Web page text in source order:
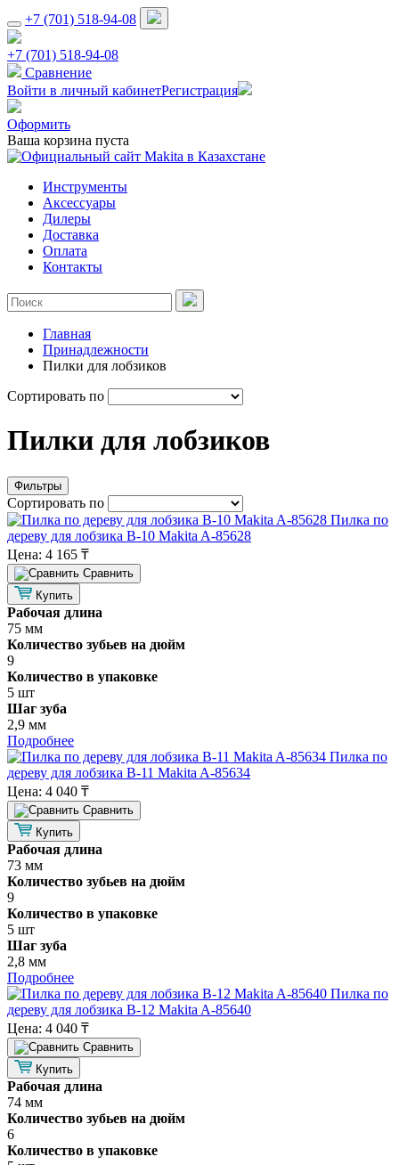
+7 (701) 518-94-08
+7 (701) 518-94-08
Сравнение
Войти в личный кабинетРегистрация
Оформить
Ваша корзина пуста
Инструменты
Аксессуары
Дилеры
Доставка
Оплата
Контакты
Главная
Принадлежности
Пилки для лобзиков
Сортировать по
Пилки для лобзиков
Фильтры
Сортировать по
Пилка по
дереву для лобзика B-10 Makita A-85628
Цена: 4 165 ₸
Cравнить
Купить
Рабочая длина
75 мм
Количество зубьев на дюйм
9
Количество в упаковке
5 шт
Шаг зуба
2,9 мм
Подробнее
Пилка по
дереву для лобзика B-11 Makita A-85634
Цена: 4 040 ₸
Cравнить
Купить
Рабочая длина
73 мм
Количество зубьев на дюйм
9
Количество в упаковке
5 шт
Шаг зуба
2,8 мм
Подробнее
Пилка по
дереву для лобзика B-12 Makita A-85640
Цена: 4 040 ₸
Cравнить
Купить
Рабочая длина
74 мм
Количество зубьев на дюйм
6
Количество в упаковке